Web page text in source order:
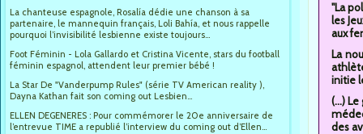
La chanteuse espagnole, Rosalía dédie une chanson à sa
partenaire, le mannequin français, Loli Bahía, et nous rappelle
pourquoi l’invisibilité lesbienne existe toujours...
Foot Féminin - Lola Gallardo et Cristina Vicente, stars du football
féminin espagnol, attendent leur premier bébé !
La Star De "Vanderpump Rules" (série TV American reality ),
Dayna Kathan fait son coming out Lesbien...
ELLEN DEGENERES : Pour commémorer le 20e anniversaire de
l’entrevue TIME a republié l’interview du coming out d’Ellen...
"La
les
aux
La
initie
(...)
des